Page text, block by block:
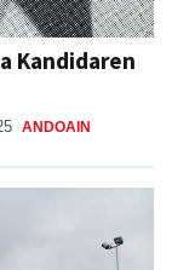
Kandidaren
ANDOAIN